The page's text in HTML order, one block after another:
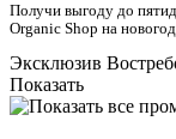
Получи выгоду до
Organic Shop на
Эксклюзив
Показать